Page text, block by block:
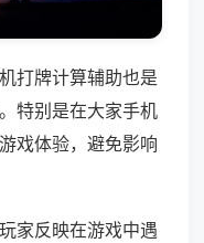
打牌计算辅助也是
特别是在大家手机
戏体验，避免影响
家反映在游戏中遇